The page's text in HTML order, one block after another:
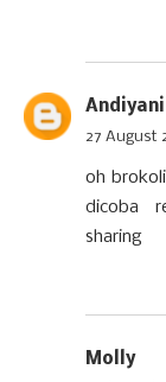
Andiyani
27 August
oh
dicoba
sharing
Molly